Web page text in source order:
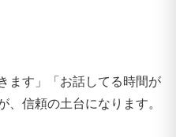
ます」「お話してる時間が
、信頼の土台になります。